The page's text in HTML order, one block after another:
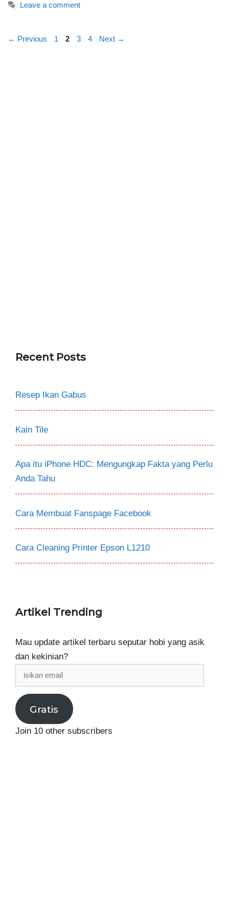
Leave a comment
← Previous Page
1 Page
2 Page
3 Page
4 Next →
Recent Posts
Resep Ikan Gabus
Kain Tile
Apa itu iPhone HDC: Mengungkap Fakta yang Perlu
Anda Tahu
Cara Membuat Fanspage Facebook
Cara Cleaning Printer Epson L1210
Artikel Trending
Mau update artikel terbaru seputar hobi yang asik
dan kekinian?
isikan
email
Gratis
Join 10 other subscribers